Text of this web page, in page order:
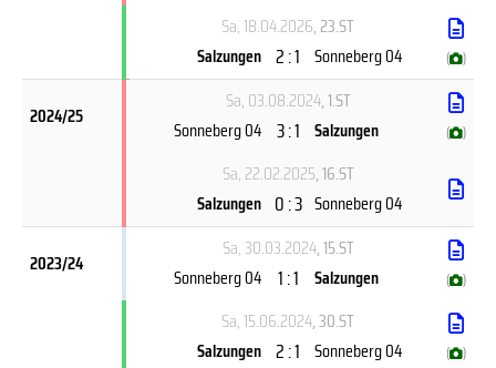
Sa, 18.04.2026, 23.ST
Salzungen 2 : 1 Sonneberg 04 ( )
2024/25
Sa, 03.08.2024, 1.ST
Sonneberg 04 3 : 1 Salzungen ( )
Sa, 22.02.2025, 16.ST
Salzungen 0 : 3 Sonneberg 04
2023/24
Sa, 30.03.2024, 15.ST
Sonneberg 04
1 : 1 Salzungen ( )
Sa, 15.06.2024, 30.ST
Salzungen 2 : 1 Sonneberg 04 ( )